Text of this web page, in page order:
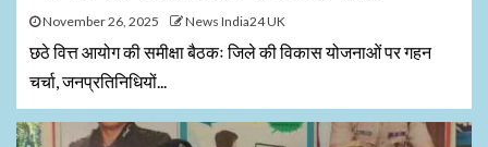
November 26, 2025 News India24 UK
छठे वित्त आयोग की समीक्षा बैठकः जिले की विकास योजनाओं पर गहन
चर्चा, जनप्रतिनिधियों...